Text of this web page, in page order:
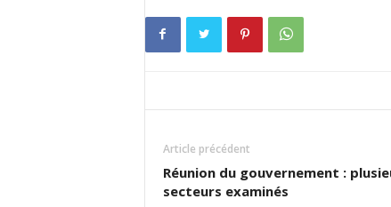
Article précédent
Réunion du gouvernement :
secteurs examinés